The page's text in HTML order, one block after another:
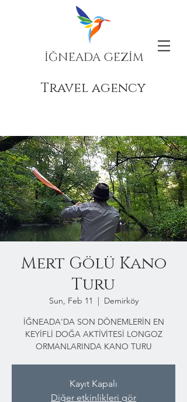
İĞNEADA GEZİM
Travel agency
Mert Gölü Kano
Turu
Sun, Feb 11
  |
Demirköy
İĞNEADA'DA SON DÖNEMLERİN EN
KEYİFLİ DOĞA AKTİVİTESİ LONGOZ
ORMANLARINDA KANO TURU
Kayıt Kapalı
Diğer etkinlikleri gör